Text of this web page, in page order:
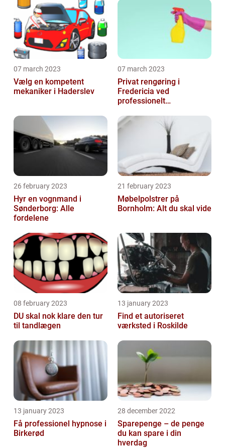
07 march 2023
Vælg en kompetent
mekaniker i Haderslev
07 march 2023
Privat rengøring i
Fredericia ved
professionelt
26 february 2023
Hyr en vognmand i
Sønderborg: Alle
fordelene
21 february 2023
Møbelpolstrer på
Bornholm: Alt du skal vide
08 february 2023
DU skal nok klare den tur
til tandlægen
13 january 2023
Find et autoriseret
værksted i Roskilde
13 january 2023
Få professionel hypnose i
Birkerød
28 december 2022
Sparepenge – de penge
du kan spare i din
hverdag